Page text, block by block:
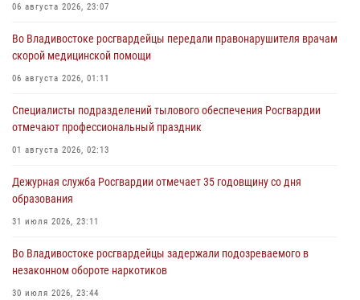
06 августа 2026, 23:07
Во Владивостоке росгвардейцы передали правонарушителя врачам
скорой медицинской помощи
06 августа 2026, 01:11
Специалисты подразделений тылового обеспечения Росгвардии
отмечают профессиональный праздник
01 августа 2026, 02:13
Дежурная служба Росгвардии отмечает 35 годовщину со дня
образования
31 июля 2026, 23:11
Во Владивостоке росгвардейцы задержали подозреваемого в
незаконном обороте наркотиков
30 июля 2026, 23:44